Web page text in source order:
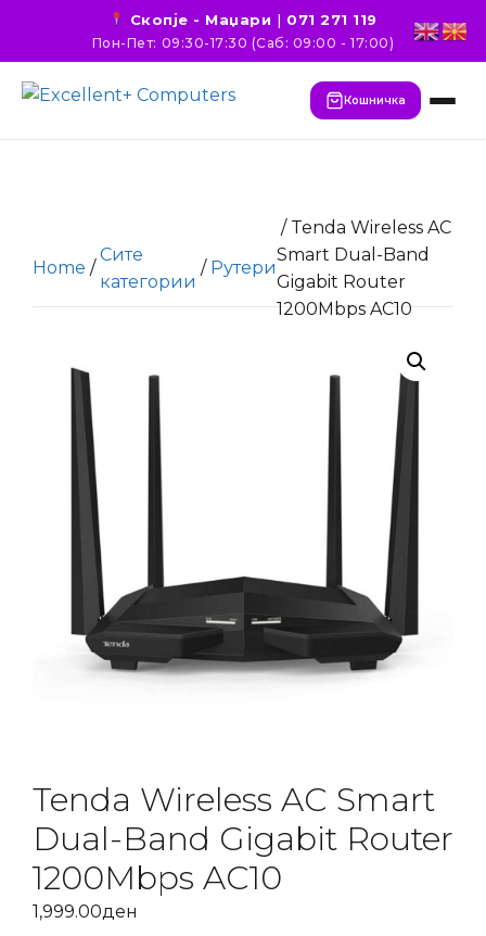
Скопје - Маџари | 071 271 119
Пон-Пет: 09:30-17:30 (Саб: 09:00 - 17:00)
Кошничка
Home /
Сите
категории
/ Рутери
/ Tenda Wireless AC
Smart Dual-Band
Gigabit Router
1200Mbps AC10
Tenda Wireless AC Smart
Dual-Band Gigabit Router
1200Mbps AC10
1,999.00ден